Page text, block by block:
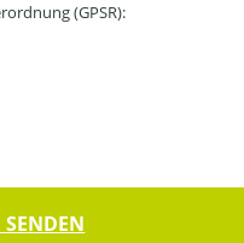
(GPSR):
SENDEN